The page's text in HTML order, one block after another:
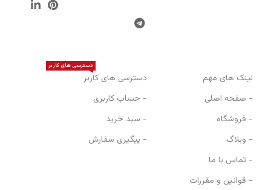
لینک های مهم
- صفحه اصلی
- فروشگاه
- وبلاگ
- تماس با ما
- قوانین و مقررات
دسترسی های کاربر
دسترسی های کاربر
- حساب کاربری
- سبد خرید
- پیگیری سفارش